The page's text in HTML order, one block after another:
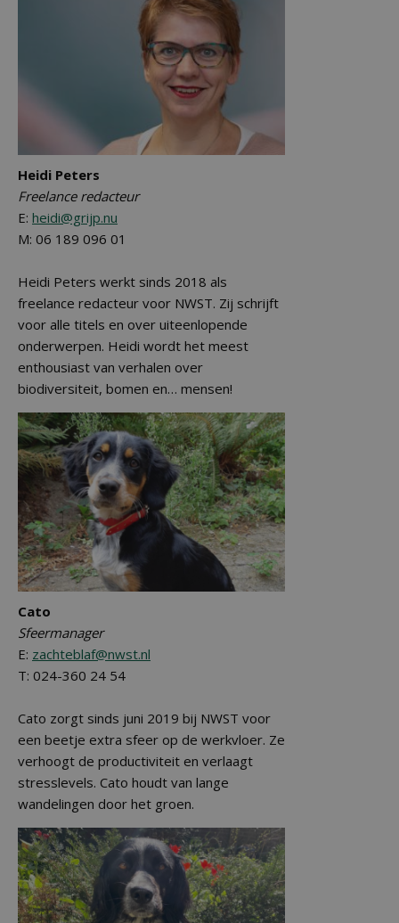
Heidi Peters
Freelance redacteur
E: heidi@grijp.nu
M: 06 189 096 01
Heidi Peters werkt sinds 2018 als
freelance redacteur voor NWST. Zij schrijft
voor alle titels en over uiteenlopende
onderwerpen. Heidi wordt het meest
enthousiast van verhalen over
biodiversiteit, bomen en… mensen!
Cato
Sfeermanager
E: zachteblaf@nwst.nl
T: 024-360 24 54
Cato zorgt sinds juni 2019 bij NWST voor
een beetje extra sfeer op de werkvloer. Ze
verhoogt de productiviteit en verlaagt
stresslevels. Cato houdt van lange
wandelingen door het groen.